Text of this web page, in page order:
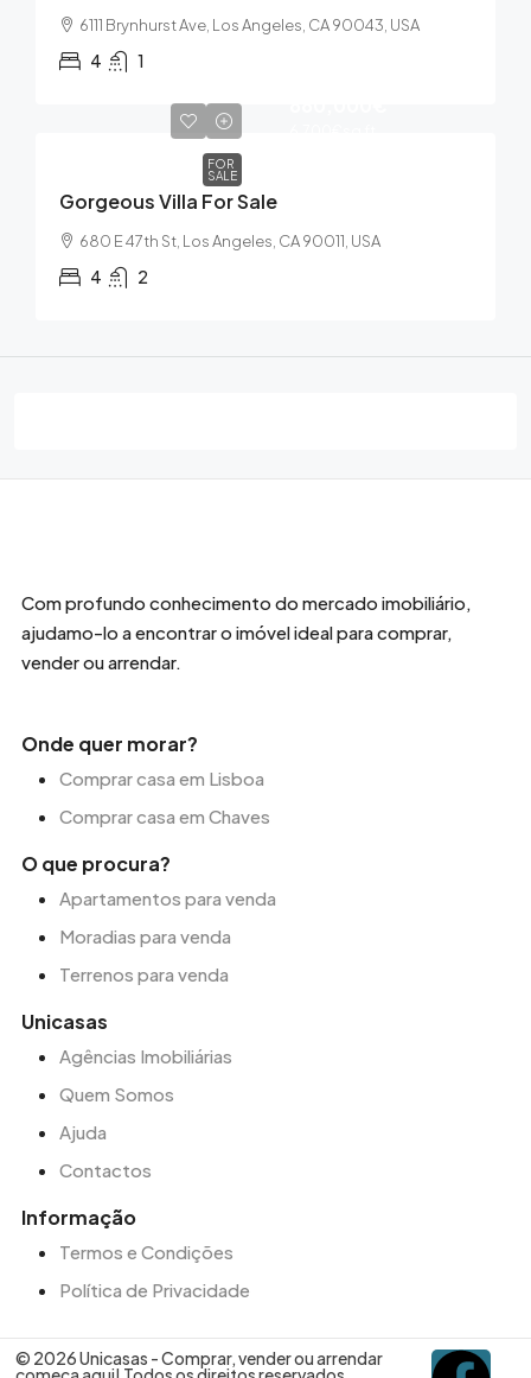
6111 Brynhurst Ave, Los Angeles, CA 90043, USA
4 1
FOR
SALE
Gorgeous Villa For Sale
680 E 47th St, Los Angeles, CA 90011, USA
4 2
Com profundo conhecimento do mercado imobiliário,
ajudamo-lo a encontrar o imóvel ideal para comprar,
vender ou arrendar.
Onde quer morar?
Comprar casa em Lisboa
Comprar casa em Chaves
O que procura?
Apartamentos para venda
Moradias para venda
Terrenos para venda
Unicasas
Agências Imobiliárias
Quem Somos
Ajuda
Contactos
Informação
Termos e Condições
Política de Privacidade
© 2026 Unicasas - Comprar, vender ou arrendar